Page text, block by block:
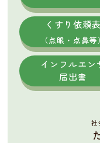
くすり依頼表
（点眼・点鼻等）
インフルエン
届出書
社